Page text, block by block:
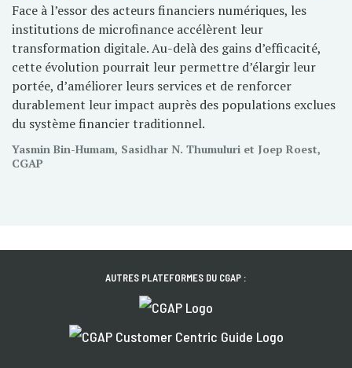
Face à l’essor des acteurs financiers numériques, les
institutions de microfinance accélèrent leur
transformation digitale. Au-delà des gains d’efficacité,
cette évolution pourrait leur permettre d’élargir leur
portée, d’améliorer leurs services et de renforcer
durablement leur impact auprès des populations exclues
du système financier traditionnel.
Yasmin Bin-Humam, Sasidhar N. Thumuluri et Joep Roest,
CGAP
AUTRES PLATEFORMES DU CGAP :